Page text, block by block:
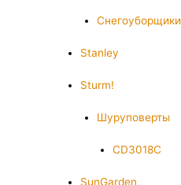
Снегоуборщики
Stanley
Sturm!
Шуруповерты
CD3018C
SunGarden